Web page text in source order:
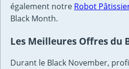
également notre Robot
Black Month.
Les Meilleures Offres du
Durant le Black November,